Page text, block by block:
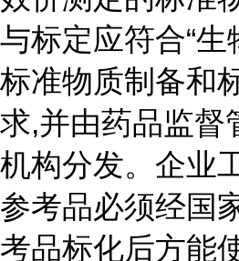
与标定应符合“生
标准物质制备和
求,并由药品监督
机构分发。企业
参考品必须经国
考品标化后方能